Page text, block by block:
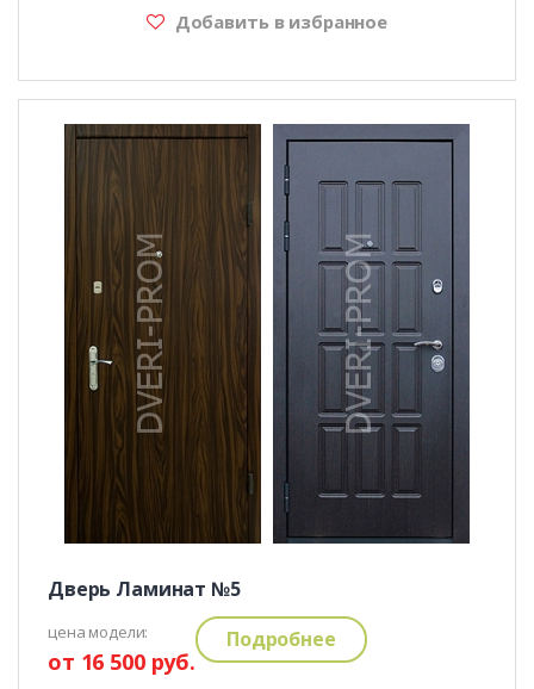
Добавить в избранное
Дверь Ламинат №5
цена модели:
от 16 500 руб.
Подробнее